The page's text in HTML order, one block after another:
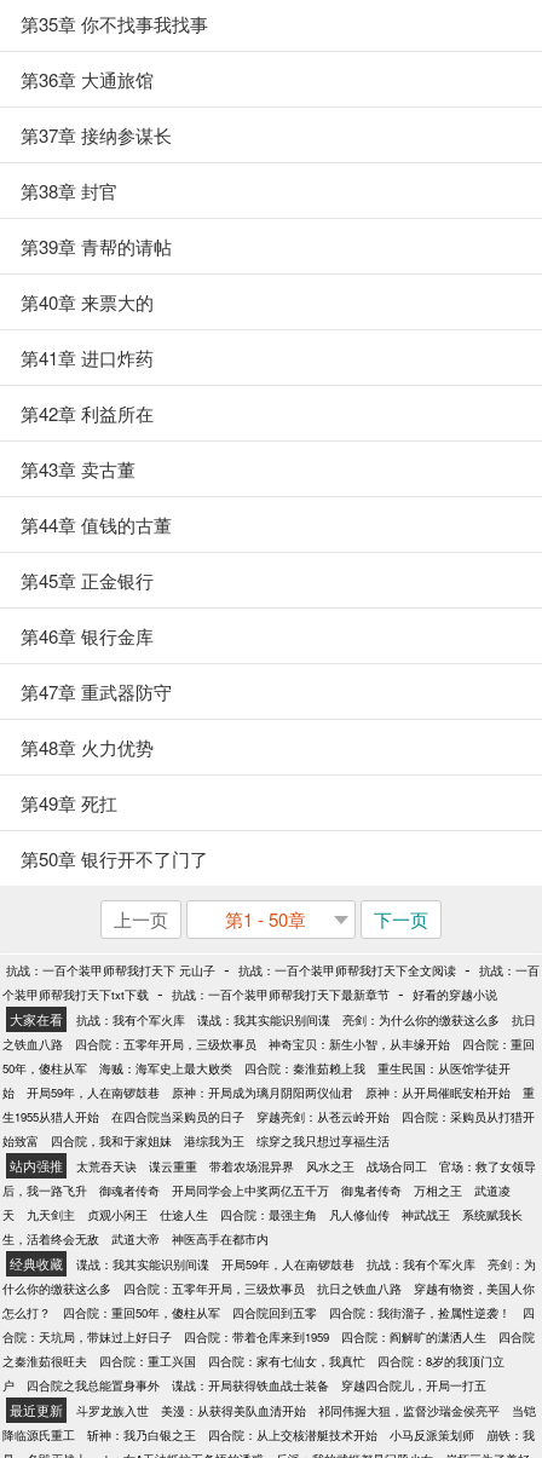
第35章 你不找事我找事
第36章 大通旅馆
第37章 接纳参谋长
第38章 封官
第39章 青帮的请帖
第40章 来票大的
第41章 进口炸药
第42章 利益所在
第43章 卖古董
第44章 值钱的古董
第45章 正金银行
第46章 银行金库
第47章 重武器防守
第48章 火力优势
第49章 死扛
第50章 银行开不了门了
上一页 第1 - 50章 下一页
抗战：一百个装甲师帮我打天下 元山子 - 抗战：一百个装甲师帮我打天下全文阅读 - 抗战：一百
个装甲师帮我打天下txt下载 - 抗战：一百个装甲师帮我打天下最新章节 - 好看的穿越小说
大家在看 抗战：我有个军火库 谍战：我其实能识别间谍 亮剑：为什么你的缴获这么多
抗日
之铁血八路
四合院：五零年开局，三级炊事员 神奇宝贝：新生小智，从丰缘开始
四合院：重回
50年，傻柱从军
海贼：海军史上最大败类 四合院：秦淮茹赖上我
重生民国：从医馆学徒开
始
开局59年，人在南锣鼓巷 原神：开局成为璃月阴阳两仪仙君 原神：从开局催眠安柏开始
重
生1955从猎人开始
在四合院当采购员的日子 穿越亮剑：从苍云岭开始
四合院：采购员从打猎开
始致富
四合院，我和于家姐妹 港综我为王 综穿之我只想过享福生活
站内强推 太荒吞天诀 谍云重重 带着农场混异界 风水之王 战场合同工
官场：救了女领导
后，我一路飞升
御魂者传奇 开局同学会上中奖两亿五千万 御鬼者传奇 万相之王
武道凌
天
九天剑主 贞观小闲王 仕途人生 四合院：最强主角 凡人修仙传 神武战王
系统赋我长
生，活着终会无敌
武道大帝 神医高手在都市内
经典收藏 谍战：我其实能识别间谍 开局59年，人在南锣鼓巷 抗战：我有个军火库
亮剑：为
什么你的缴获这么多
四合院：五零年开局，三级炊事员 抗日之铁血八路
穿越有物资，美国人你
怎么打？
四合院：重回50年，傻柱从军 四合院回到五零 四合院：我街溜子，捡属性逆袭！
四
合院：天坑局，带妹过上好日子
四合院：带着仓库来到1959 四合院：阎解旷的潇洒人生
四合院
之秦淮茹很旺夫
四合院：重工兴国 四合院：家有七仙女，我真忙
四合院：8岁的我顶门立
户
四合院之我总能置身事外 谍战：开局获得铁血战士装备 穿越四合院儿，开局一打五
最近更新 斗罗龙族入世 美漫：从获得美队血清开始 祁同伟握大狙，监督沙瑞金侯亮平
当铠
降临源氏重工
斩神：我乃白银之王 四合院：从上交核潜艇技术开始 小马反派策划师
崩铁：我